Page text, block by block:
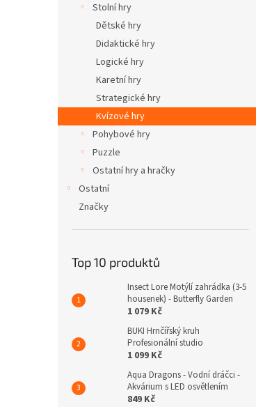
Stolní hry
Dětské hry
Didaktické hry
Logické hry
Karetní hry
Strategické hry
Kvízové hry
Pohybové hry
Puzzle
Ostatní hry a hračky
Ostatní
Značky
Top 10 produktů
Insect Lore Motýlí zahrádka (3-5
housenek) - Butterfly Garden
1 079 Kč
BUKI Hrnčířský kruh
Profesionální studio
1 099 Kč
Aqua Dragons - Vodní dráčci -
Akvárium s LED osvětlením
849 Kč